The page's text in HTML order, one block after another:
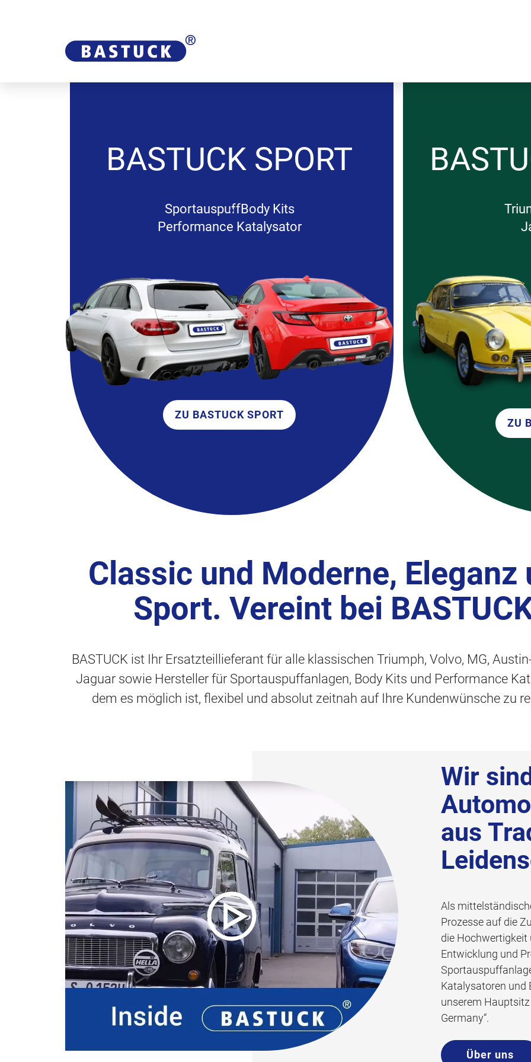
BASTUCK SPORT
SportauspuffBody Kits
Performance Katalysator
ZU BASTUCK SPORT
ZU
Classic und Moderne, Eleganz
Sport. Vereint bei
BASTUCK ist Ihr Ersatzteillieferant für alle klassischen Triumph, Volvo, MG,
Jaguar sowie Hersteller für Sportauspuffanlagen, Body Kits und Performance
dem es möglich ist, flexibel und absolut zeitnah auf Ihre Kundenwünsche zu
Wir
aus
Als
Prozesse auf die
die Hochwertigkeit
Entwicklung und
Katalysatoren und
unserem
Germany“.
Über uns